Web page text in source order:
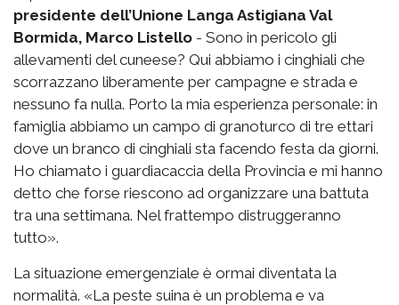
presidente dell’Unione Langa Astigiana Val
Bormida, Marco Listello - Sono in pericolo gli
allevamenti del cuneese? Qui abbiamo i cinghiali che
scorrazzano liberamente per campagne e strada e
nessuno fa nulla. Porto la mia esperienza personale: in
famiglia abbiamo un campo di granoturco di tre ettari
dove un branco di cinghiali sta facendo festa da giorni.
Ho chiamato i guardiacaccia della Provincia e mi hanno
detto che forse riescono ad organizzare una battuta
tra una settimana. Nel frattempo distruggeranno
tutto».
La situazione emergenziale è ormai diventata la
normalità. «La peste suina è un problema e va